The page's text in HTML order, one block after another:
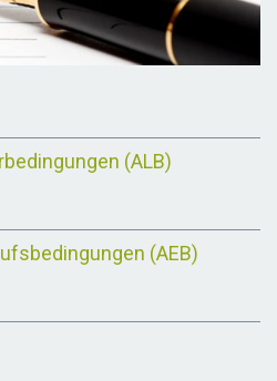
(ALB)
(AEB)